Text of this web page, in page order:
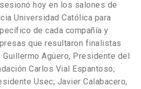
hoy en los salones de
Universidad Católica para
de cada compañía y
que resultaron finalistas
Agüero, Presidente del
Carlos Vial Espantoso;
Usec; Javier Calabacero,